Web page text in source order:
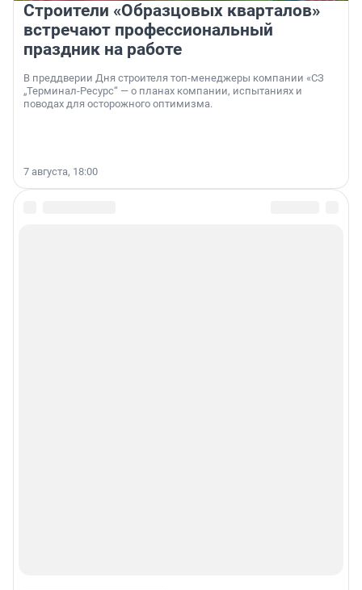
Строители «Образцовых кварталов»
встречают профессиональный
праздник на работе
В преддверии Дня строителя топ-менеджеры компании «СЗ
„Терминал-Ресурс“ — о планах компании, испытаниях и
поводах для осторожного оптимизма.
7 августа, 18:00